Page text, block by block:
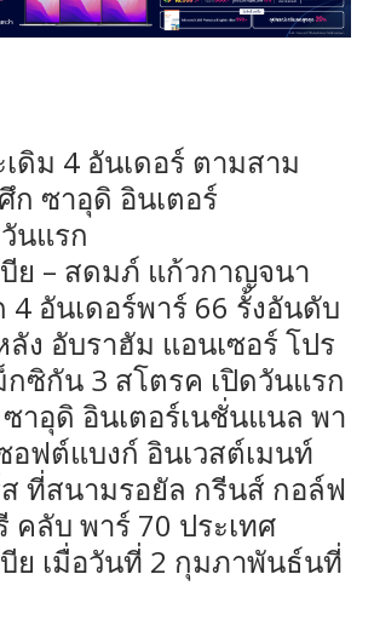
ดิม 4 อันเดอร์ ตามสาม
ก ซาอุดิ อินเตอร์
นแรก
ย – สดมภ์ แก้วกาญจนา
4 อันเดอร์พาร์ 66 รั้งอันดับ
ง อับราฮัม แอนเซอร์ โปร
ซิกัน 3 สโตรค เปิดวันแรก
าอุดิ อินเตอร์เนชั่นแนล พา
อฟต์แบงก์ อินเวสต์เมนท์
ส ที่สนามรอยัล กรีนส์ กอล์ฟ
คลับ พาร์ 70 ประเทศ
ย เมื่อวันที่ 2 กุมภาพันธ์นที่